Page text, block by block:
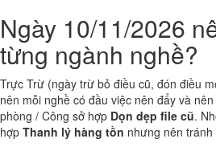
Ngày 10/11/2026
từng ngành nghề?
Trực Trừ (ngày trừ bỏ điều cũ, đón điều
nên mỗi nghề có đầu việc nên đẩy và
phòng / Công sở hợp Dọn dẹp file cũ.
hợp Thanh lý hàng tồn nhưng nên